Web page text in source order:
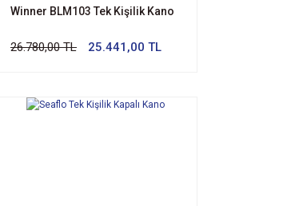
Winner BLM103 Tek Kişilik Kano
26.780,00 TL 25.441,00 TL